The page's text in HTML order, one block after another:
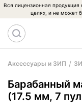
Вся лицензионная
целях, и не может
Аксессуары и ЗИП
Барабанный
(17.5 мм, 7